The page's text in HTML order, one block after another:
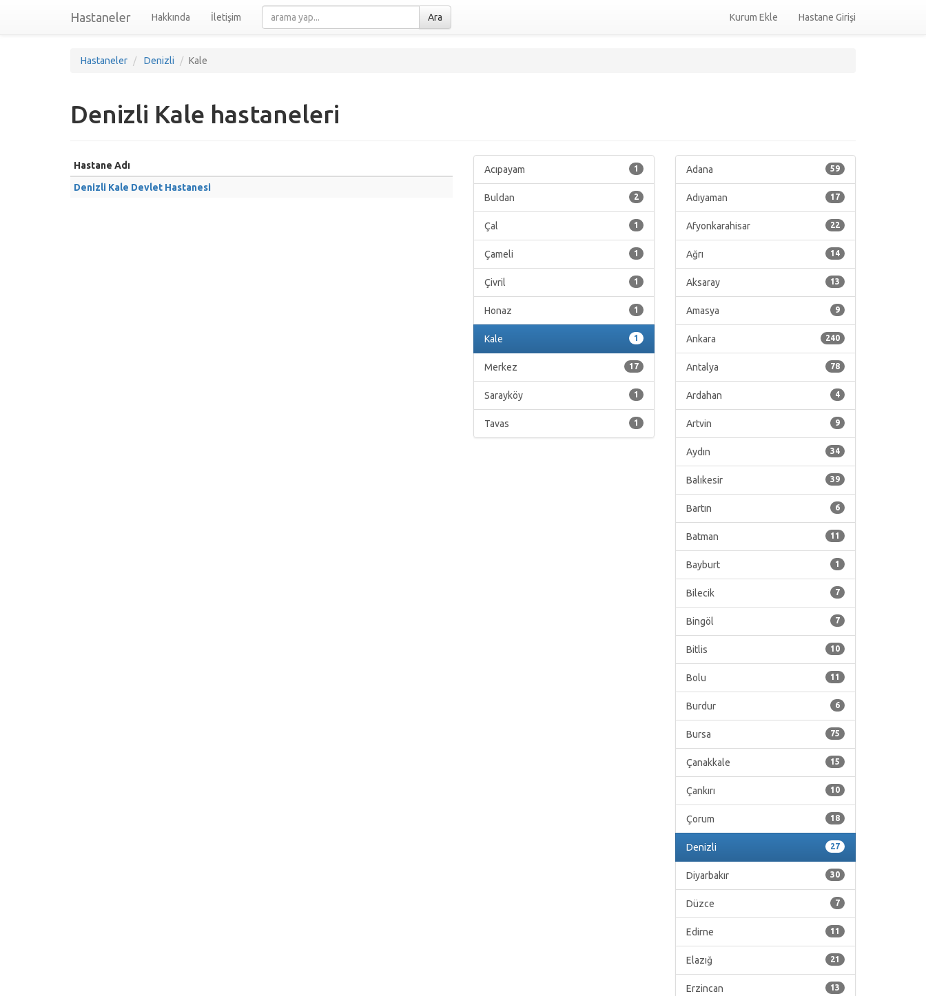
Hastaneler Hakkında İletişim Ara Kurum Ekle Hastane Girişi
Hastaneler Denizli Kale
Denizli Kale hastaneleri
Hastane Adı
Denizli Kale Devlet Hastanesi
1
Acıpayam
2
Buldan
1
Çal
1
Çameli
1
Çivril
1
Honaz
1
Kale
17
Merkez
1
Sarayköy
1
Tavas
59
Adana
17
Adıyaman
22
Afyonkarahisar
14
Ağrı
13
Aksaray
9
Amasya
240
Ankara
78
Antalya
4
Ardahan
9
Artvin
34
Aydın
39
Balıkesir
6
Bartın
11
Batman
1
Bayburt
7
Bilecik
7
Bingöl
10
Bitlis
11
Bolu
6
Burdur
75
Bursa
15
Çanakkale
10
Çankırı
18
Çorum
27
Denizli
30
Diyarbakır
7
Düzce
11
Edirne
21
Elazığ
13
Erzincan